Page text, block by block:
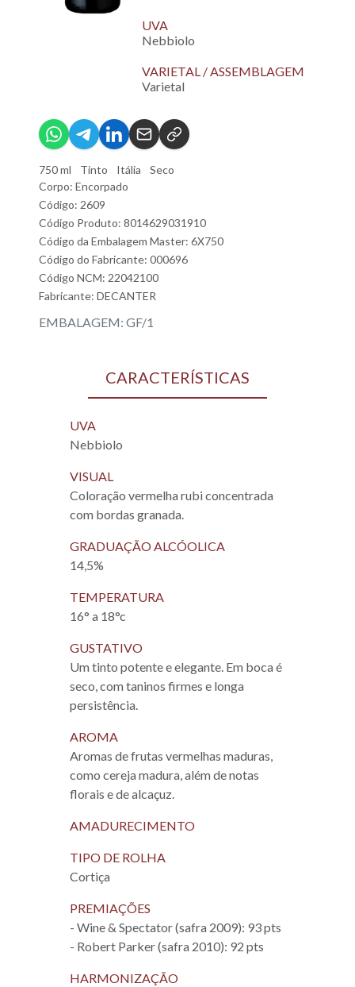
UVA
Nebbiolo
VARIETAL / ASSEMBLAGEM
Varietal
750 ml Tinto Itália
Seco
Corpo: Encorpado
Código: 2609
Código Produto: 8014629031910
Código da Embalagem Master: 6X750
Código do Fabricante: 000696
Código NCM: 22042100
Fabricante: DECANTER
EMBALAGEM: GF/1
CARACTERÍSTICAS
UVA
Nebbiolo
VISUAL
Coloração vermelha rubi concentrada
com bordas granada.
GRADUAÇÃO ALCÓOLICA
14,5%
TEMPERATURA
16° a 18°c
GUSTATIVO
Um tinto potente e elegante. Em boca é
seco, com taninos firmes e longa
persistência.
AROMA
Aromas de frutas vermelhas maduras,
como cereja madura, além de notas
florais e de alcaçuz.
AMADURECIMENTO
TIPO DE ROLHA
Cortiça
PREMIAÇÕES
- Wine & Spectator (safra 2009): 93 pts
- Robert Parker (safra 2010): 92 pts
HARMONIZAÇÃO